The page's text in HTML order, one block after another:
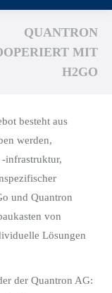
QUANTRON
MIT
H2GO
besteht aus
werden,
infrastruktur,
und Quantron
von
Lösungen
der Quantron AG: